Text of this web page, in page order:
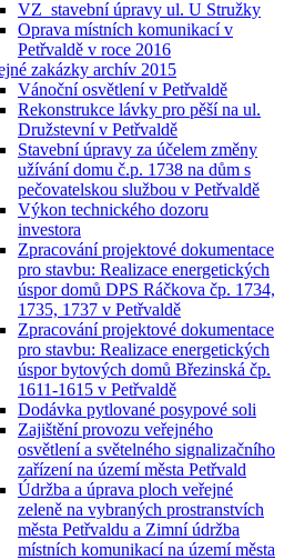
VZ_stavební úpravy ul. U Stružky
Oprava místních komunikací v
Petřvaldě v roce 2016
zakázky archív 2015
Vánoční osvětlení v Petřvaldě
Rekonstrukce lávky pro pěší na ul.
Družstevní v Petřvaldě
Stavební úpravy za účelem změny
užívání domu č.p. 1738 na dům s
pečovatelskou službou v Petřvaldě
Výkon technického dozoru
investora
Zpracování projektové dokumentace
pro stavbu: Realizace energetických
úspor domů DPS Ráčkova čp. 1734,
1735, 1737 v Petřvaldě
Zpracování projektové dokumentace
pro stavbu: Realizace energetických
úspor bytových domů Březinská čp.
1611-1615 v Petřvaldě
Dodávka pytlované posypové soli
Zajištění provozu veřejného
osvětlení a světelného signalizačního
zařízení na území města Petřvald
Údržba a úprava ploch veřejné
zeleně na vybraných prostranstvích
města Petřvaldu a Zimní údržba
místních komunikací na území města